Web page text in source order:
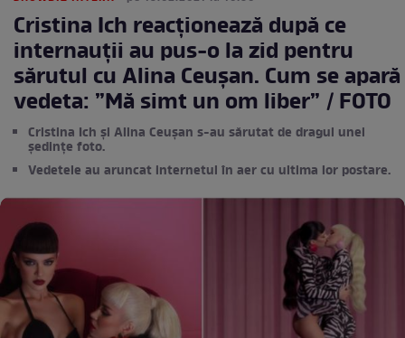
Cristina Ich reacționează după ce
internauții au pus-o la zid pentru
sărutul cu Alina Ceușan. Cum se apară
vedeta: ”Mă simt un om liber” / FOTO
Cristina Ich și Alina Ceușan s-au sărutat de dragul unei
ședințe foto.
Vedetele au aruncat internetul în aer cu ultima lor postare.